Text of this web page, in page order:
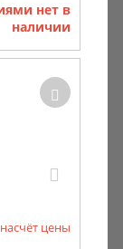
нет в
наличии
цены